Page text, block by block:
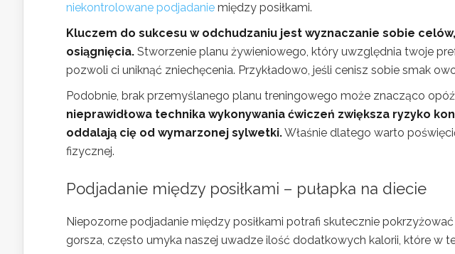
niekontrolowane podjadanie między posiłkami.
Kluczem do sukcesu w odchudzaniu jest wyznaczanie sobie
osiągnięcia. Stworzenie planu żywieniowego, który uwzględnia twoje
pozwoli ci uniknąć zniechęcenia. Przykładowo, jeśli cenisz sobie smak
Podobnie, brak przemyślanego planu treningowego może znacząco
nieprawidłowa technika wykonywania ćwiczeń zwiększa ryzyko
oddalają cię od wymarzonej sylwetki.Właśnie dlatego warto
fizycznej.
Podjadanie między posiłkami – pułapka na diecie
Niepozorne podjadanie między posiłkami potrafi skutecznie
gorsza, często umyka naszej uwadze ilość dodatkowych kalorii, które w